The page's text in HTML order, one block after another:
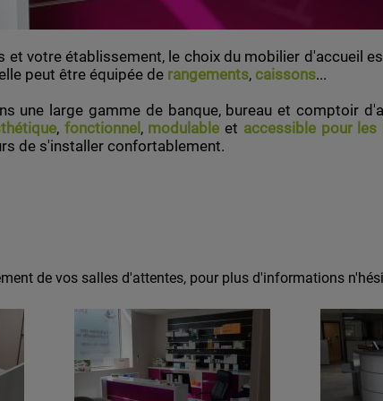
votre établissement, le choix du mobilier d'accueil
peut être équipée de rangements, caissons...
une large gamme de banque, bureau et comptoir
, fonctionnel , modulable et accessible pour les
de s'installer confortablement.
de vos salles d'attentes, pour plus d'informations